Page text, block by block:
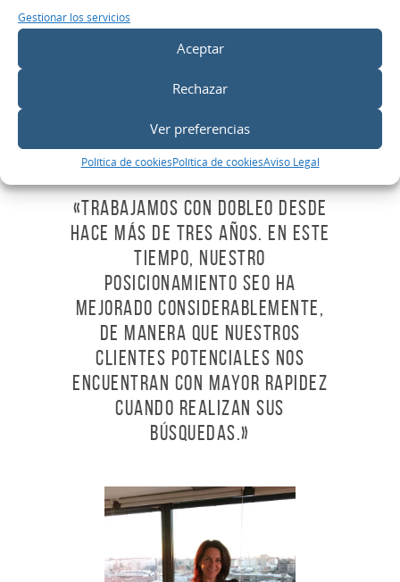
Gestionar los servicios
Aceptar
Rechazar
Ver preferencias
Política de cookiesPolítica de cookiesAviso Legal
«Trabajamos con dobleO desde
hace más de tres años. En este
tiempo, nuestro
posicionamiento SEO ha
mejorado considerablemente,
de manera que nuestros
clientes potenciales nos
encuentran con mayor rapidez
cuando realizan sus
búsquedas.»